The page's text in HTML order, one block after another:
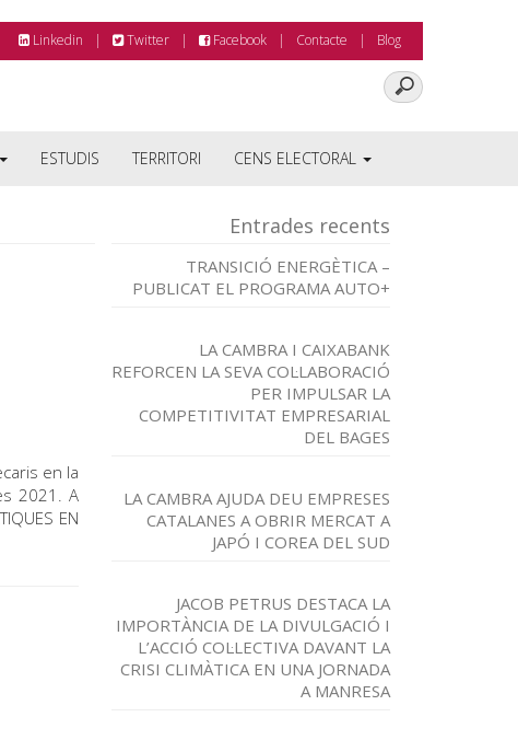
Linkedin Twitter Facebook Contacte Blog
ESTUDIS TERRITORI CENS ELECTORAL
en la
2021. A
EN
Entrades recents
TRANSICIÓ ENERGÈTICA –
PUBLICAT EL PROGRAMA AUTO+
LA CAMBRA I CAIXABANK
REFORCEN LA SEVA COL·LABORACIÓ
PER IMPULSAR LA
COMPETITIVITAT EMPRESARIAL
DEL BAGES
LA CAMBRA AJUDA DEU EMPRESES
CATALANES A OBRIR MERCAT A
JAPÓ I COREA DEL SUD
JACOB PETRUS DESTACA LA
IMPORTÀNCIA DE LA DIVULGACIÓ I
L’ACCIÓ COL·LECTIVA DAVANT LA
CRISI CLIMÀTICA EN UNA JORNADA
A MANRESA